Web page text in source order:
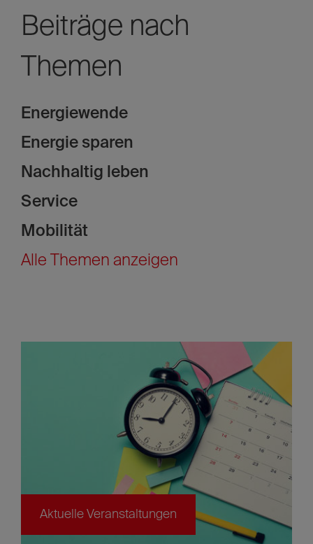
Beiträge nach
Themen
Energiewende
Energie sparen
Nachhaltig leben
Service
Mobilität
Alle Themen anzeigen
Aktuelle Veranstaltungen